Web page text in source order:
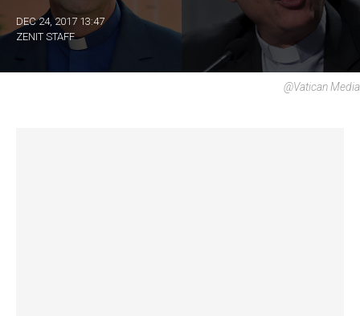
DEC 24, 2017 13:47
ZENIT STAFF
@Vatican Media